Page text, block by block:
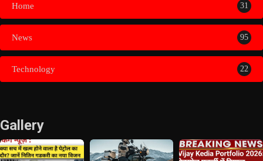
Home 31
News 95
Technology 22
Gallery